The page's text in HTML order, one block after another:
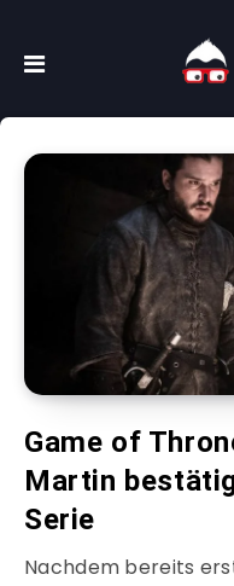
Game of
Martin
Serie
Nachdem bereits